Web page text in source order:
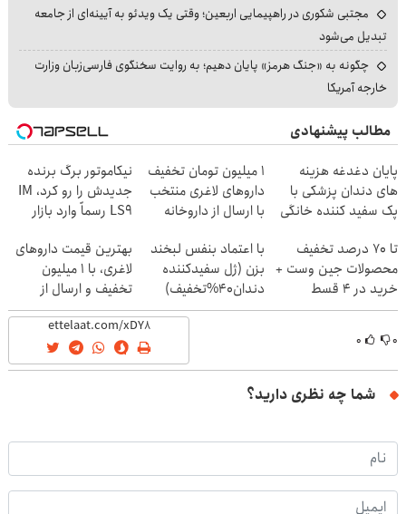
مجتبی شکوری در راهپیمایی اربعین؛ وقتی یک ویدئو به آیینه‌ای از جامعه
تبدیل می‌شود
چگونه به «جنگ هرمز» پایان دهیم؛ به روایت سخنگوی فارسی‌زبان وزارت
خارجه آمریکا
مطالب پیشنهادی
پایان دغدغه هزینه
های دندان پزشکی با
پک سفید کننده خانگی
۱ میلیون تومان تخفیف
داروهای لاغری منتخب
با ارسال از داروخانه
نیکاموتور برگ برنده
جدیدش را رو کرد، IM
LS9 رسماً وارد بازار
تا 70 درصد تخفیف
محصولات جین وست +
خرید در 4 قسط
با اعتماد بنفس لبخند
بزن (ژل سفیدکننده
دندان40%تخفیف)
بهترین قیمت داروهای
لاغری، با ۱ میلیون
تخفیف و ارسال از
داروخانه‌
۰ ۰
شما چه نظری دارید؟